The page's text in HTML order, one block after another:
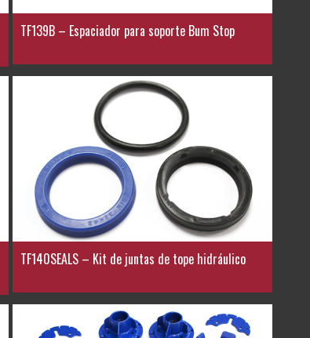
TF139B – Espaciador para soporte Bum Stop
TF140SEALS – Kit de juntas de tope hidráulico